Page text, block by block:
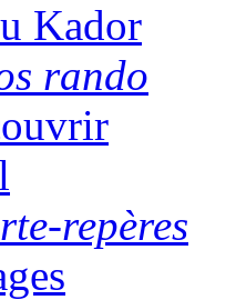
Kador
rando
repères